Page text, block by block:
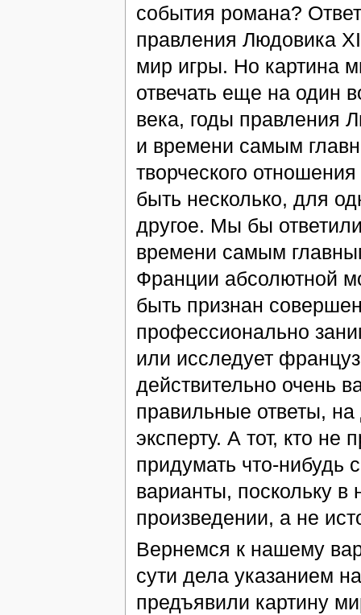
события романа?
правления Людовика
мир игры. Но картина
отвечать еще на один
века, годы правления
и времени самым
творческого
быть несколько, для
другое. Мы бы
времени самым
Франции абсолютной
быть признан
профессионально
или исследует
действительно очень
правильные ответы, на
эксперту. А тот, кто не
придумать что-
варианты, поскольку
произведении, а не
Вернемся к нашему
сути дела указанием
предъявили картину